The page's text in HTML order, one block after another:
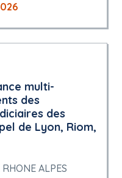
multi-
des
des
de Lyon, Riom,
ALPES